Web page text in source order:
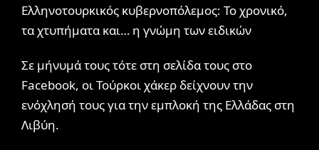
Ελληνοτουρκικός κυβερνοπόλεμος: Το χρονικό,
τα χτυπήματα και… η γνώμη των ειδικών
Σε μήνυμά τους τότε στη σελίδα τους στο
Facebook, οι Τούρκοι χάκερ δείχνουν την
ενόχλησή τους για την εμπλοκή της Ελλάδας στη
Λιβύη.